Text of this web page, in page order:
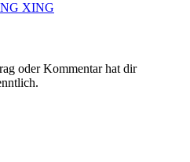
XING
oder Kommentar hat dir